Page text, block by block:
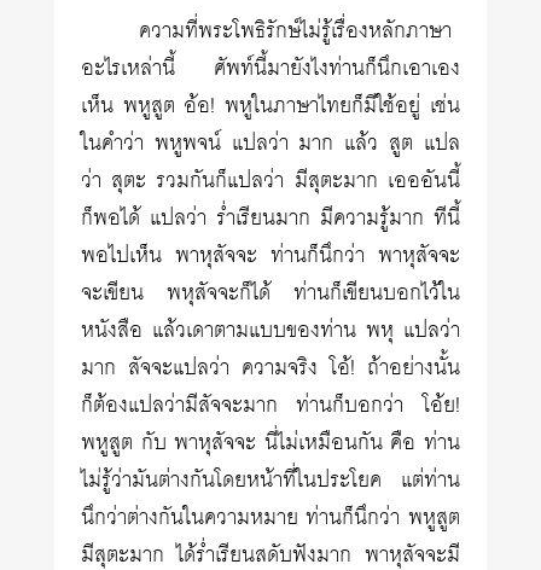
ความที่พระโพธิรักษ์ไม่รู้เรื่องหลักภาษา
อะไรเหล่านี้ ศัพท์นี้มายังไงท่านก็นึกเอาเอง
เห็น พหูสูต อ้อ! พหูในภาษาไทยก็มีใช้อยู่ เช่น
ในคำว่า พหูพจน์ แปลว่า มาก แล้ว สูต แปล
ว่า สุตะ รวมกันก็แปลว่า มีสุตะมาก เอออันนี้
ก็พอได้ แปลว่า ร่ำเรียนมาก มีความรู้มาก ทีนี้
พอไปเห็น พาหุสัจจะ ท่านก็นึกว่า พาหุสัจจะ
จะเขียน พหุสัจจะก็ได้ ท่านก็เขียนบอกไว้ใน
หนังสือ แล้วเดาตามแบบของท่าน พหุ แปลว่า
มาก สัจจะแปลว่า ความจริง โอ้! ถ้าอย่างนั้น
ก็ต้องแปลว่ามีสัจจะมาก ท่านก็บอกว่า โอ้ย!
พหูสูต กับ พาหุสัจจะ นี่ไม่เหมือนกัน คือ ท่าน
ไม่รู้ว่ามันต่างกันโดยหน้าที่ในประโยค แต่ท่าน
นึกว่าต่างกันในความหมาย ท่านก็นึกว่า พหูสูต
มีสุตะมาก ได้ร่ำเรียนสดับฟังมาก พาหุสัจจะมี